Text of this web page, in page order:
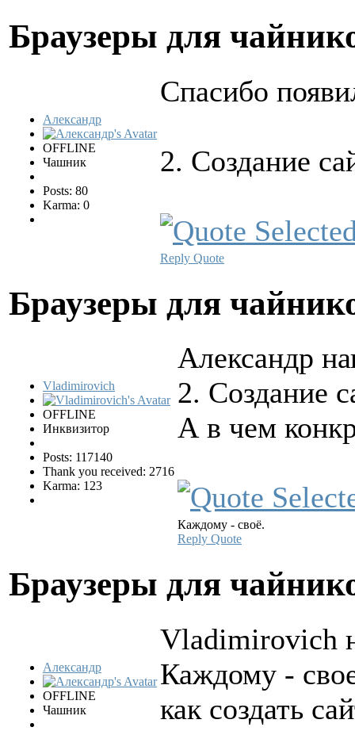
Браузеры для
Александр
OFFLINE
Чашник
Posts: 80
Karma: 0
Спасибо
2. Создание
Reply Quote
Браузеры для
Vladimirovich
OFFLINE
Инквизитор
Posts: 117140
Thank you received: 2716
Karma: 123
Александр
2. Создание
А в чем
Каждому - своё.
Reply Quote
Браузеры для
Александр
OFFLINE
Чашник
Vladimirovich
Каждому -
как создать